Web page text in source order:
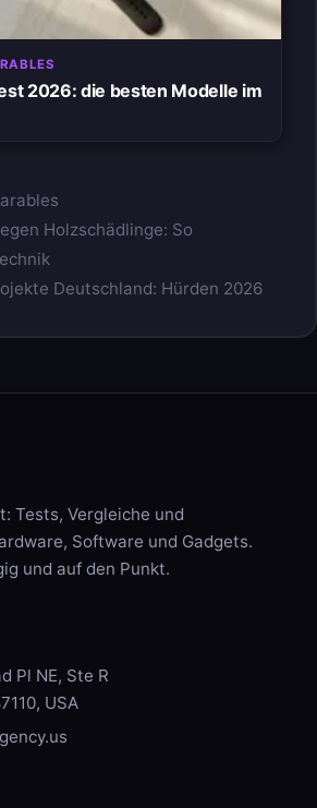
2026: die besten Modelle im
Holzschädlinge: So
Deutschland: Hürden 2026
Tests, Vergleiche und
Software und Gadgets.
und auf den Punkt.
Pl NE, Ste R
USA